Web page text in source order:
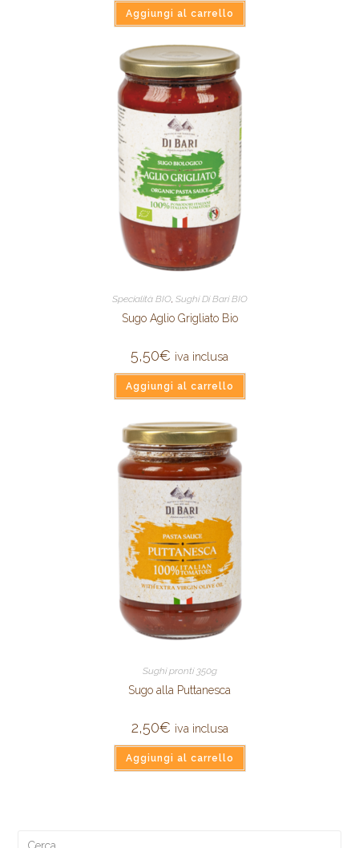
Aggiungi al carrello
Specialità BIO, Sughi Di Bari BIO
Sugo Aglio Grigliato Bio
5,50€ iva inclusa
Aggiungi al carrello
Sughi pronti 350g
Sugo alla Puttanesca
2,50€ iva inclusa
Aggiungi al carrello